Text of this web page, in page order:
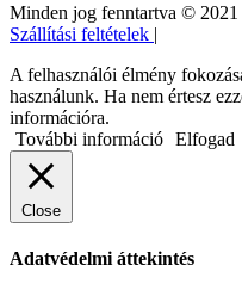
Minden jog fenntartva © 2021
Szállítási feltételek |
A felhasználói élmény
használunk. Ha nem értesz
információra.
További információ Elfogad
Close
Adatvédelmi áttekintés